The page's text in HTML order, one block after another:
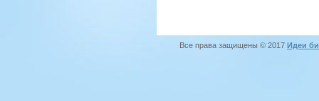
Все права защищены © 2017 Идеи